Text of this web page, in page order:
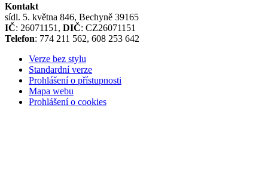
Kontakt
sídl. 5. května 846, Bechyně 39165
IČ: 26071151, DIČ: CZ26071151
Telefon: 774 211 562, 608 253 642
Verze bez stylu
Standardní verze
Prohlášení o přístupnosti
Mapa webu
Prohlášení o cookies